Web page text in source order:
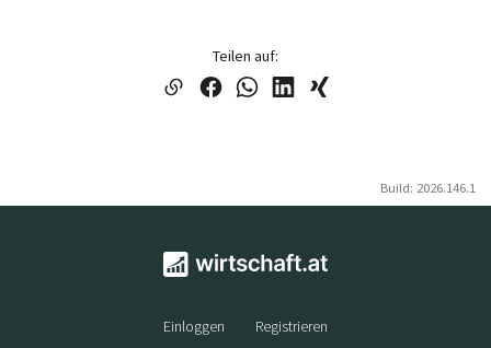
Teilen auf:
Build: 2026.146.1
Einloggen Registrieren